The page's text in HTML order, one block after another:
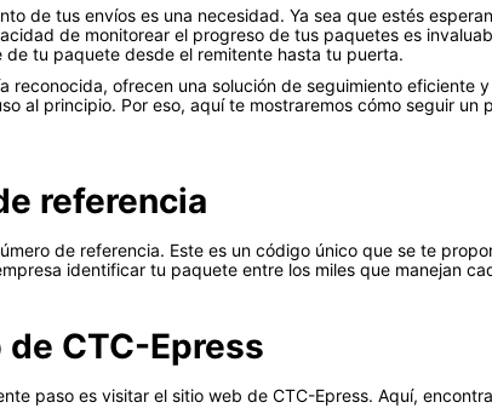
de tus envíos es una necesidad. Ya sea que estés
de monitorear el progreso de tus paquetes es
tu paquete desde el remitente hasta tu puerta.
reconocida, ofrecen una solución de seguimiento eficiente
al principio. Por eso, aquí te mostraremos cómo seguir
referencia
de referencia. Este es un código único que se te
identificar tu paquete entre los miles que manejan
CTC-Epress
paso es visitar el sitio web de CTC-Epress. Aquí,